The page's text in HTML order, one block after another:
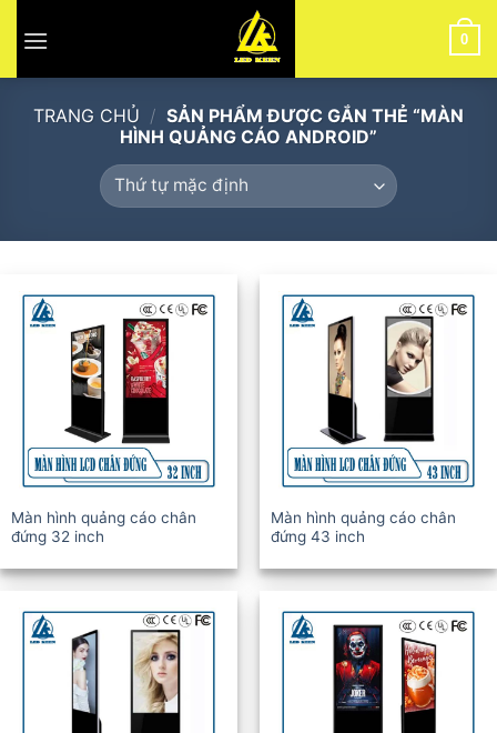
0
TRANG CHỦ / SẢN PHẨM ĐƯỢC GẮN THẺ “MÀN
HÌNH QUẢNG CÁO ANDROID”
Màn hình quảng cáo chân
đứng 32 inch
Màn hình quảng cáo chân
đứng 43 inch